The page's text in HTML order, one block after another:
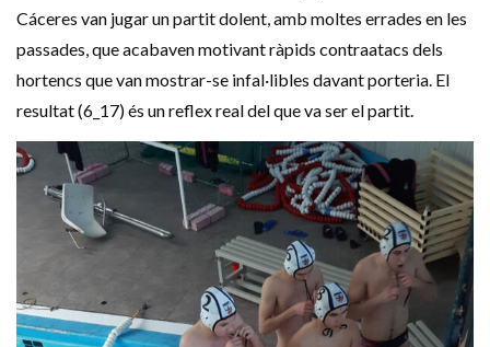
Cáceres van jugar un partit dolent, amb moltes errades en les
passades, que acabaven motivant ràpids contraatacs dels
hortencs que van mostrar-se infal·libles davant porteria. El
resultat (6_17) és un reflex real del que va ser el partit.